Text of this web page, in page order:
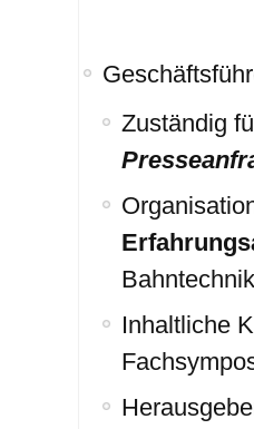
Zuständig
Inhaltliche